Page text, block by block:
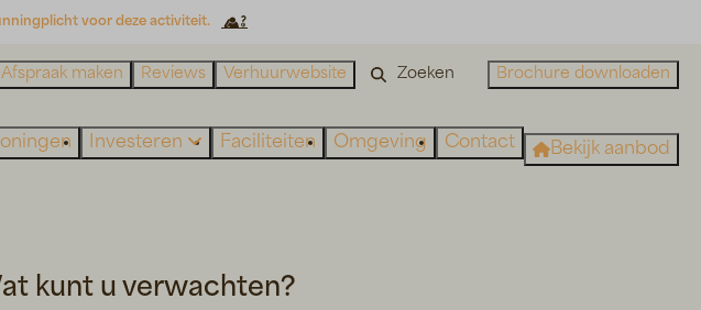
voor deze activiteit.
Afspraak maken Reviews Verhuurwebsite Brochure downloaden
Investeren Faciliteiten Omgeving Contact Bekijk aanbod
kunt u verwachten?